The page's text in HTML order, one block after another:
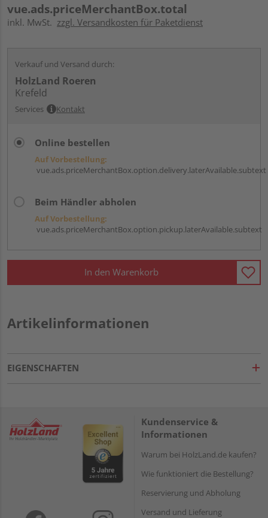
vue.ads.priceMerchantBox.total
inkl. MwSt. zzgl. Versandkosten für Paketdienst
Verkauf und Versand durch:
HolzLand Roeren
Krefeld
Services Kontakt
Online bestellen
Auf Vorbestellung:
vue.ads.priceMerchantBox.option.delivery.laterAvailable.subtext
Beim Händler abholen
Auf Vorbestellung:
vue.ads.priceMerchantBox.option.pickup.laterAvailable.subtext
In den Warenkorb
Artikelinformationen
EIGENSCHAFTEN
Kundenservice &
Informationen
Warum bei HolzLand.de kaufen?
Wie funktioniert die Bestellung?
Reservierung und Abholung
Versand und Lieferung